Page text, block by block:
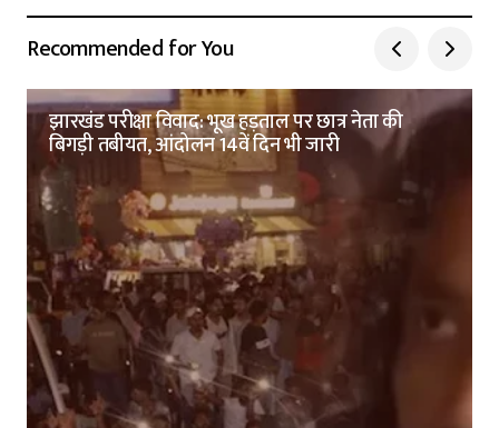
Recommended for You
झारखंड परीक्षा विवाद: भूख हड़ताल पर छात्र नेता की
बिगड़ी तबीयत, आंदोलन 14वें दिन भी जारी